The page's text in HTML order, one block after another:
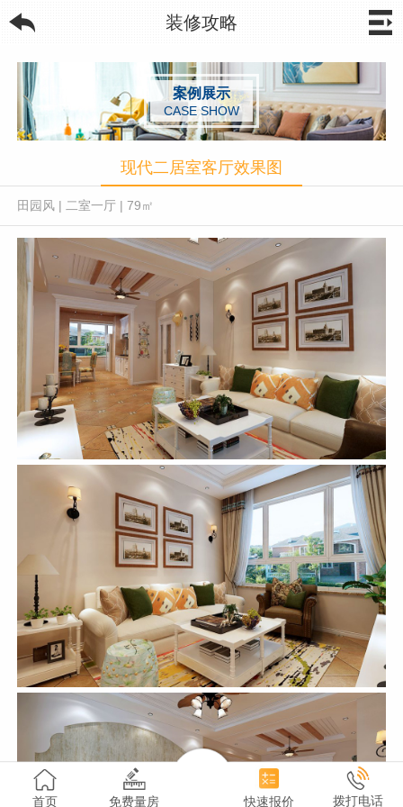
装修攻略
案例展示
CASE SHOW
现代二居室客厅效果图
田园风 | 二室一厅 | 79㎡
首页 免费量房 快速报价 拨打电话